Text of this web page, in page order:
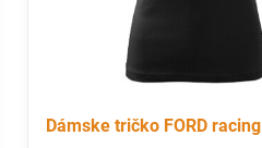
Dámske tričko FORD racing